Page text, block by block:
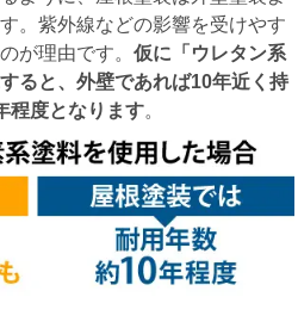
。紫外線などの影響を受けやす
が理由です。 仮に「ウレタン系
ると、外壁であれば10年近く持
程度となります。